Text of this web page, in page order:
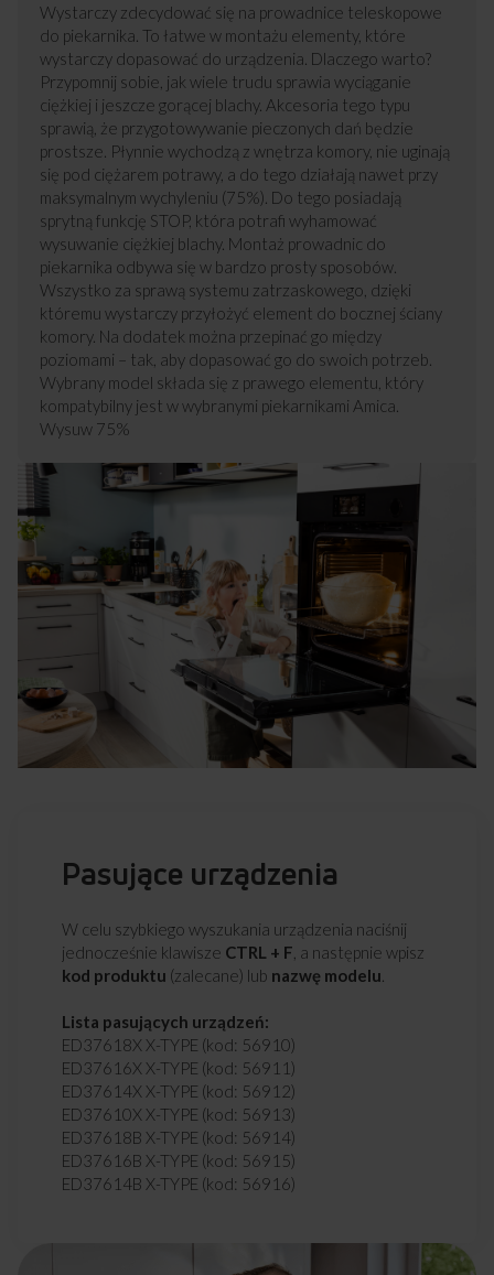
Wystarczy zdecydować się na prowadnice teleskopowe
do piekarnika. To łatwe w montażu elementy, które
wystarczy dopasować do urządzenia. Dlaczego warto?
Przypomnij sobie, jak wiele trudu sprawia wyciąganie
ciężkiej i jeszcze gorącej blachy. Akcesoria tego typu
sprawią, że przygotowywanie pieczonych dań będzie
prostsze. Płynnie wychodzą z wnętrza komory, nie uginają
się pod ciężarem potrawy, a do tego działają nawet przy
maksymalnym wychyleniu (75%). Do tego posiadają
sprytną funkcję STOP, która potrafi wyhamować
wysuwanie ciężkiej blachy. Montaż prowadnic do
piekarnika odbywa się w bardzo prosty sposobów.
Wszystko za sprawą systemu zatrzaskowego, dzięki
któremu wystarczy przyłożyć element do bocznej ściany
komory. Na dodatek można przepinać go między
poziomami – tak, aby dopasować go do swoich potrzeb.
Wybrany model składa się z prawego elementu, który
kompatybilny jest w wybranymi piekarnikami Amica.
Wysuw 75%
Pasujące urządzenia
W celu szybkiego wyszukania urządzenia naciśnij
jednocześnie klawisze CTRL + F , a następnie wpisz
kod produktu (zalecane) lub nazwę modelu
Lista pasujących urządzeń:
ED37618X X-TYPE (kod: 56910)
ED37616X X-TYPE (kod: 56911)
ED37614X X-TYPE (kod: 56912)
ED37610X X-TYPE (kod: 56913)
ED37618B X-TYPE (kod: 56914)
ED37616B X-TYPE (kod: 56915)
ED37614B X-TYPE (kod: 56916)